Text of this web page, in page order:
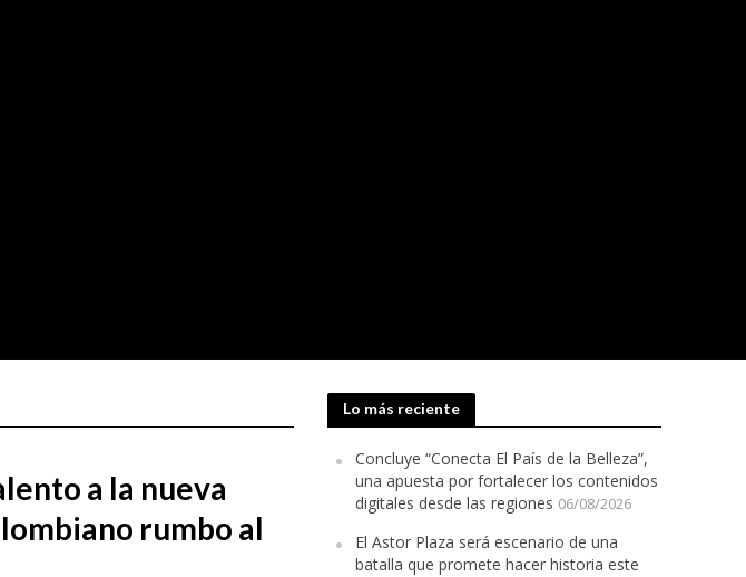
a la nueva
rumbo al
Lo más reciente
Concluye “Conecta El País de la Belleza”,
una apuesta por fortalecer los contenidos
digitales desde las regiones 06/08/2026
El Astor Plaza será escenario de una
batalla que promete hacer historia este